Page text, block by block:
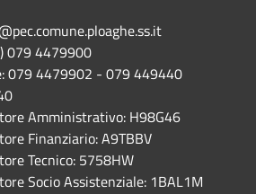
079 4479900
079 4479902 - 079 449440
Amministrativo: H98G46
Finanziario: A9TBBV
Tecnico: 5758HW
Socio Assistenziale: 1BAL1M